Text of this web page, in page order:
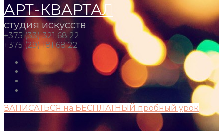
АРТ-КВАРТАЛ
студия искусств
+375 (33) 321 68 22
+375 (29) 181 68 22
ЗАПИСАТЬСЯ на БЕСПЛАТНЫЙ пробный урок